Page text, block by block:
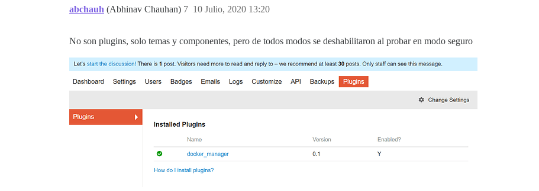
abchauh (Abhinav Chauhan) 10 Julio, 2020 13:20
7
No son plugins, solo temas y componentes, pero de todos modos se deshabilitaron al probar en modo seguro